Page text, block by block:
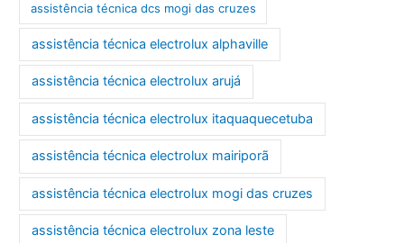
assistência técnica dcs mogi das cruzes
assistência técnica electrolux alphaville
assistência técnica electrolux arujá
assistência técnica electrolux itaquaquecetuba
assistência técnica electrolux mairiporã
assistência técnica electrolux mogi das cruzes
assistência técnica electrolux zona leste